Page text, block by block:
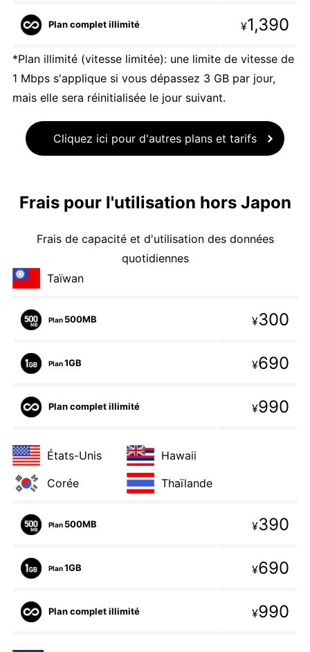
Plan complet illimité ¥1,390
*Plan illimité (vitesse limitée): une limite de vitesse de
1 Mbps s'applique si vous dépassez 3 GB par jour,
mais elle sera réinitialisée le jour suivant.
Cliquez ici pour d'autres plans et tarifs
Frais pour l'utilisation hors Japon
Frais de capacité et d'utilisation des données
quotidiennes
Taïwan
Plan 500MB ¥300
Plan1GB ¥690
Plan complet illimité ¥990
États-Unis
Hawaii
Corée
Thaïlande
Plan 500MB ¥390
Plan1GB ¥690
Plan complet illimité ¥990